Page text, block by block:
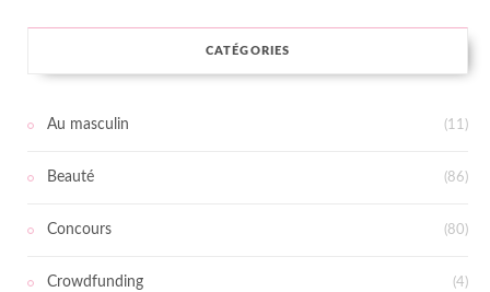
CATÉGORIES
Au masculin (11)
Beauté (86)
Concours (80)
Crowdfunding (4)